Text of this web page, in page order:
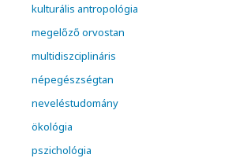
kulturális antropológia
megelőző orvostan
multidiszciplináris
népegészségtan
neveléstudomány
ökológia
pszichológia